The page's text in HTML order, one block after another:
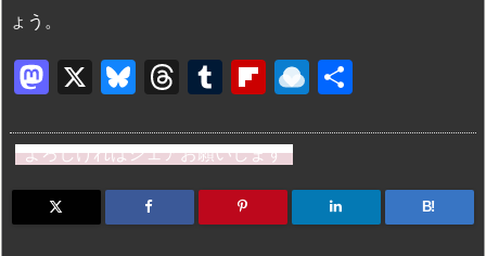
ょう。
M
st
o
d
X
Bl
e
s
k
T
e
a
d
T
m
bl
r
Fl
b
o
ar
R
n
dr
o
よろしければシェアお願いします
B!